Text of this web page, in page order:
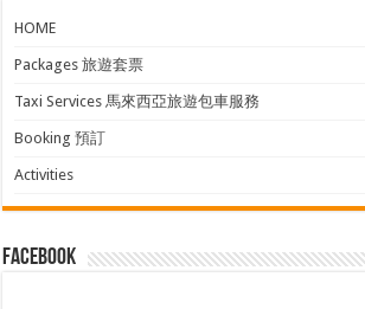
HOME
Packages 旅遊套票
Taxi Services 馬來西亞旅遊包車服務
Booking 預訂
Activities
facebook